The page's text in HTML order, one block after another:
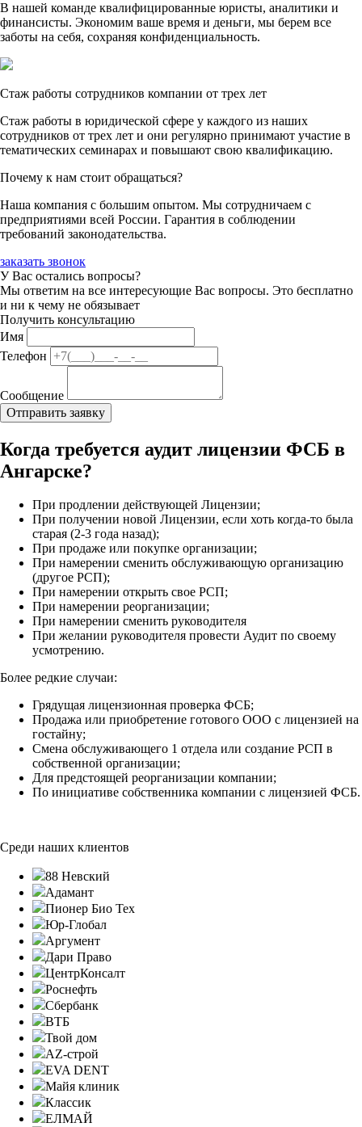
В нашей команде квалифицированные юристы, аналитики и
финансисты. Экономим ваше время и деньги, мы берем все
заботы на себя, сохраняя конфиденциальность.
Стаж работы сотрудников компании от трех лет
Стаж работы в юридической сфере у каждого из наших
сотрудников от трех лет и они регулярно принимают участие в
тематических семинарах и повышают свою квалификацию.
Почему к нам стоит обращаться?
Наша компания с большим опытом. Мы сотрудничаем с
предприятиями всей России. Гарантия в соблюдении
требований законодательства.
заказать звонок
У Вас остались вопросы?
Мы ответим на все интересующие Вас вопросы. Это бесплатно
и ни к чему не обязывает
Получить консультацию
Имя
Телефон
Сообщение
Когда требуется аудит лицензии ФСБ в
Ангарске?
При продлении действующей Лицензии;
При получении новой Лицензии, если хоть когда-то была
старая (2-3 года назад);
При продаже или покупке организации;
При намерении сменить обслуживающую организацию
(другое РСП);
При намерении открыть свое РСП;
При намерении реорганизации;
При намерении сменить руководителя
При желании руководителя провести Аудит по своему
усмотрению.
Более редкие случаи:
Грядущая лицензионная проверка ФСБ;
Продажа или приобретение готового ООО с лицензией на
гостайну;
Смена обслуживающего 1 отдела или создание РСП в
собственной организации;
Для предстоящей реорганизации компании;
По инициативе собственника компании с лицензией ФСБ.
Среди наших клиентов
88 Невский
Адамант
Пионер Био Тех
Юр-Глобал
Аргумент
Дари Право
ЦентрКонсалт
Роснефть
Сбербанк
ВТБ
Твой дом
AZ-строй
EVA DENT
Майя клиник
Классик
ЕЛМАЙ